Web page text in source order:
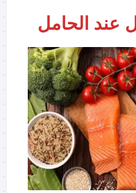
عند الحامل